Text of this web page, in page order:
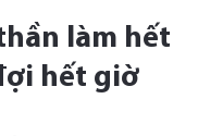
làm hết
hết giờ